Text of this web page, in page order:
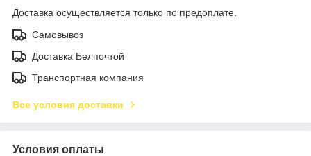
Доставка осуществляется только по предоплате.
Самовывоз
Доставка Белпочтой
Транспортная компания
Все условия доставки
Условия оплаты